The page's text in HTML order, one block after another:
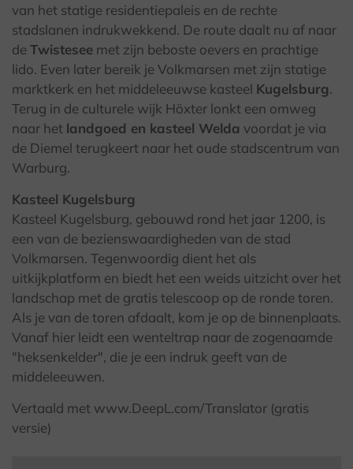
van het statige residentiepaleis en de rechte
stadslanen indrukwekkend. De route daalt nu af naar
de Twistesee met zijn beboste oevers en prachtige
lido. Even later bereik je Volkmarsen met zijn statige
marktkerk en het middeleeuwse kasteel Kugelsburg.
Terug in de culturele wijk Höxter lonkt een omweg
naar het landgoed en kasteel Welda voordat je via
de Diemel terugkeert naar het oude stadscentrum van
Warburg.
Kasteel Kugelsburg
Kasteel Kugelsburg, gebouwd rond het jaar 1200, is
een van de bezienswaardigheden van de stad
Volkmarsen. Tegenwoordig dient het als
uitkijkplatform en biedt het een weids uitzicht over het
landschap met de gratis telescoop op de ronde toren.
Als je van de toren afdaalt, kom je op de binnenplaats.
Vanaf hier leidt een wenteltrap naar de zogenaamde
"heksenkelder", die je een indruk geeft van de
middeleeuwen.
Vertaald met www.DeepL.com/Translator (gratis
versie)